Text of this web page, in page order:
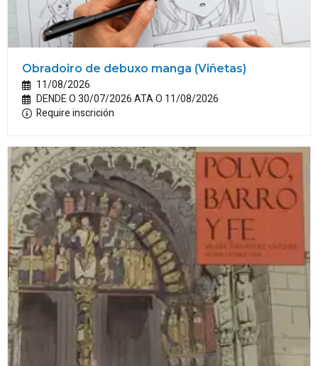
Obradoiro de debuxo manga (Viñetas)
11/08/2026
DENDE O 30/07/2026 ATA O 11/08/2026
Require inscrición